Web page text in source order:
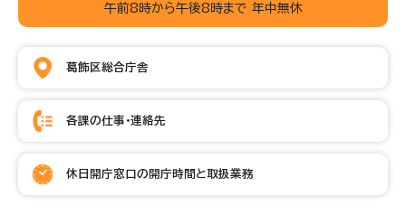
午前8時から午後8時まで 年中無休
葛飾区総合庁舎
各課の仕事・連絡先
休日開庁窓口の開庁時間と取扱業務